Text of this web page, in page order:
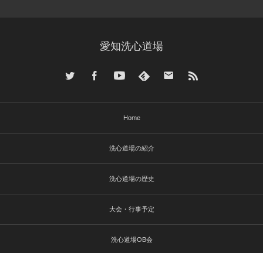
愛知洗心道場
Home
洗心道場の紹介
洗心道場の歴史
大会・行事予定
洗心道場OB会